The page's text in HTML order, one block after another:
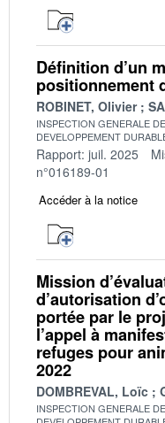
Définition d’un
positionnement
ROBINET, Olivier
INSPECTION GENERALE
DEVELOPPEMENT
Rapport: juil. 2025
n°016189-01
Accéder à la notice
Mission
d’autorisation
portée par le
l’appel à
refuges pour
2022
DOMBREVAL, Loïc
INSPECTION GENERALE